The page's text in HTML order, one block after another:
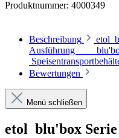
Produktnummer: 4000349
Beschreibung
etol
Ausführung blu'box
Bewertungen
Menü schließen
etol blu'box Serie